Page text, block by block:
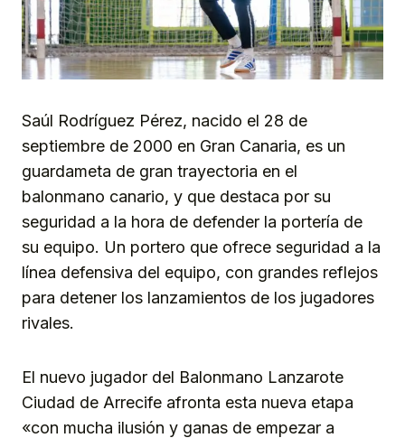
Saúl Rodríguez Pérez, nacido el 28 de
septiembre de 2000 en Gran Canaria, es un
guardameta de gran trayectoria en el
balonmano canario, y que destaca por su
seguridad a la hora de defender la portería de
su equipo. Un portero que ofrece seguridad a la
línea defensiva del equipo, con grandes reflejos
para detener los lanzamientos de los jugadores
rivales.
El nuevo jugador del Balonmano Lanzarote
Ciudad de Arrecife afronta esta nueva etapa
«con mucha ilusión y ganas de empezar a